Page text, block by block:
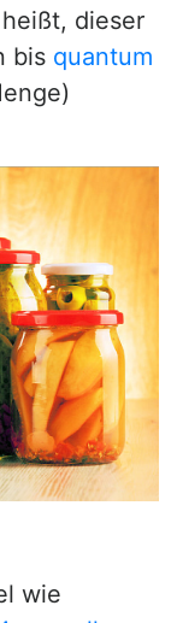
dieser
bis quantum
wie